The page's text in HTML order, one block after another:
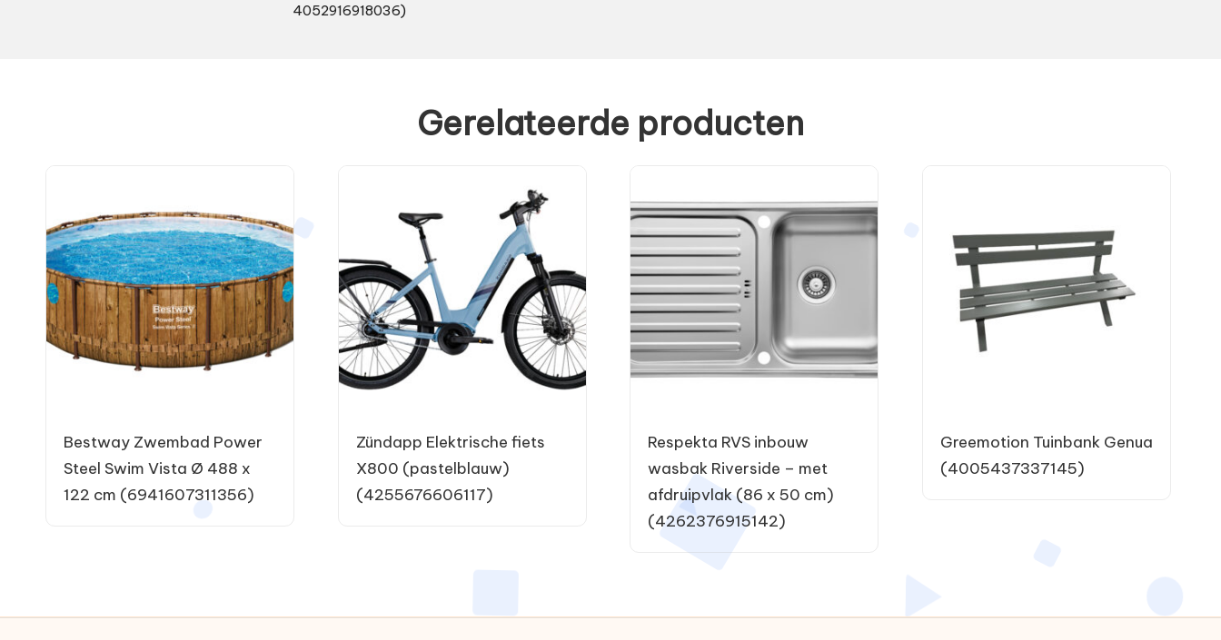
4052916918036)
Gerelateerde producten
Bestway Zwembad Power
Steel Swim Vista Ø 488 x
122 cm (6941607311356)
Zündapp Elektrische fiets
X800 (pastelblauw)
(4255676606117)
Respekta RVS inbouw
wasbak Riverside – met
afdruipvlak (86 x 50 cm)
(4262376915142)
Greemotion Tuinbank Genua
(4005437337145)